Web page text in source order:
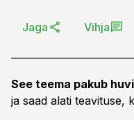
Jaga Vihja
See teema pakub
ja saad alati teavituse,